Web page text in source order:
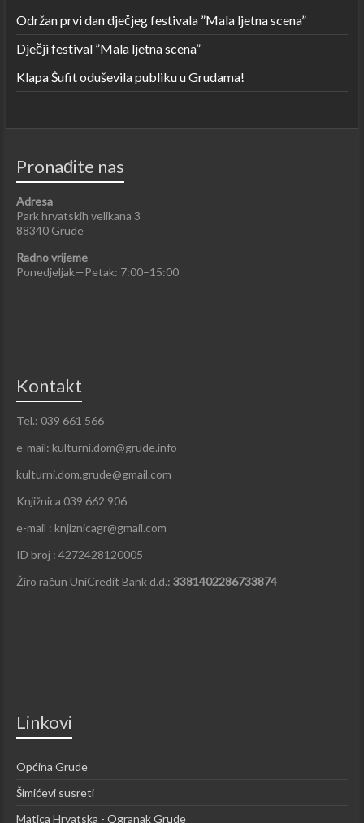
Održan prvi dan dječjeg festivala ”Mala ljetna scena”
Dječji festival ”Mala ljetna scena”
Klapa Šufit oduševila publiku u Grudama!
Pronađite nas
Adresa
Park hrvatskih velikana 3
88340 Grude
Radno vrijeme
Ponedjeljak—Petak: 7:00–15:00
Kontakt
Tel.: 039 661 566
e-mail: kulturni.dom@grude.info
kulturni.dom.grude@gmail.com
Knjižnica 039 662 906
e-mail : knjiznicagr@gmail.com
ID broj : 4272428120005
Žiro račun UniCredit Bank d.d.: 3381402286733874
Linkovi
Općina Grude
Šimićevi susreti
Matica Hrvatska - Ogranak Grude